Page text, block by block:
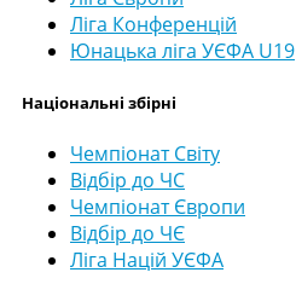
Ліга Конференцій
Юнацька ліга УЄФА U19
Національні збірні
Чемпіонат Світу
Відбір до ЧС
Чемпіонат Європи
Відбір до ЧЄ
Ліга Націй УЄФА